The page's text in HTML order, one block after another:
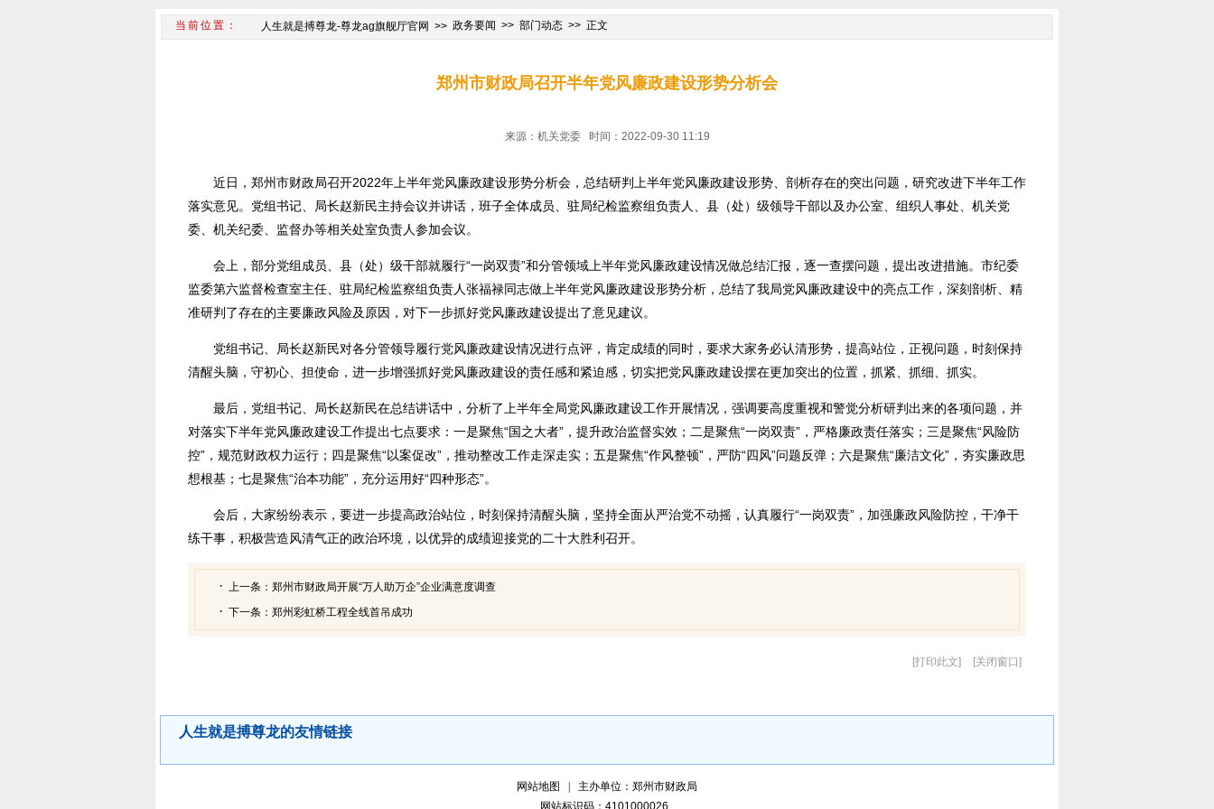
人生就是搏尊龙-尊龙ag旗舰厅官网 政务要闻 部门动态 正文
郑州市财政局召开半年党风廉政建设形势分析会
来源：机关党委 时间：2022-09-30 11:19
近日，郑州市财政局召开2022年上半年党风廉政建设形势分析会，总结研判上半年党风廉政建设形势、剖析存在的突出问题，研究改进下半年工作
落实意见。党组书记、局长赵新民主持会议并讲话，班子全体成员、驻局纪检监察组负责人、县（处）级领导干部以及办公室、组织人事处、机关党
委、机关纪委、监督办等相关处室负责人参加会议。
会上，部分党组成员、县（处）级干部就履行“一岗双责”和分管领域上半年党风廉政建设情况做总结汇报，逐一查摆问题，提出改进措施。市纪委
监委第六监督检查室主任、驻局纪检监察组负责人张福禄同志做上半年党风廉政建设形势分析，总结了我局党风廉政建设中的亮点工作，深刻剖析、精
准研判了存在的主要廉政风险及原因，对下一步抓好党风廉政建设提出了意见建议。
党组书记、局长赵新民对各分管领导履行党风廉政建设情况进行点评，肯定成绩的同时，要求大家务必认清形势，提高站位，正视问题，时刻保持
清醒头脑，守初心、担使命，进一步增强抓好党风廉政建设的责任感和紧迫感，切实把党风廉政建设摆在更加突出的位置，抓紧、抓细、抓实。
最后，党组书记、局长赵新民在总结讲话中，分析了上半年全局党风廉政建设工作开展情况，强调要高度重视和警觉分析研判出来的各项问题，并
对落实下半年党风廉政建设工作提出七点要求：一是聚焦“国之大者”，提升政治监督实效；二是聚焦“一岗双责”，严格廉政责任落实；三是聚焦“风险防
控”，规范财政权力运行；四是聚焦“以案促改”，推动整改工作走深走实；五是聚焦“作风整顿”，严防“四风”问题反弹；六是聚焦“廉洁文化”，夯实廉政思
想根基；七是聚焦“治本功能”，充分运用好“四种形态”。
会后，大家纷纷表示，要进一步提高政治站位，时刻保持清醒头脑，坚持全面从严治党不动摇，认真履行“一岗双责”，加强廉政风险防控，干净干
练干事，积极营造风清气正的政治环境，以优异的成绩迎接党的二十大胜利召开。
上一条： 郑州市财政局开展“万人助万企”企业满意度调查
下一条： 郑州彩虹桥工程全线首吊成功
打印此文 关闭窗口
人生就是搏尊龙的友情链接
网站地图
主办单位：郑州市财政局
网站标识码：4101000026